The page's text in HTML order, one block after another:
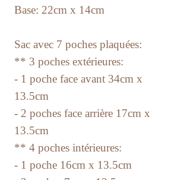
Base: 22cm x 14cm
Sac avec 7 poches plaquées:
** 3 poches extérieures:
- 1 poche face avant 34cm x
13.5cm
- 2 poches face arrière 17cm x
13.5cm
** 4 poches intérieures:
- 1 poche 16cm x 13.5cm